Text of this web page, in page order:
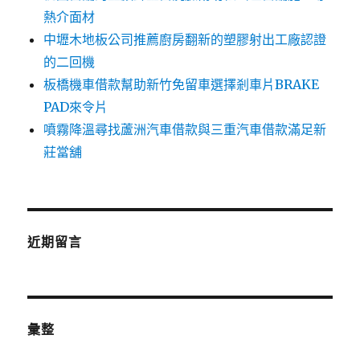
熱介面材
中壢木地板公司推薦廚房翻新的塑膠射出工廠認證
的二回機
板橋機車借款幫助新竹免留車選擇剎車片BRAKE
PAD來令片
噴霧降溫尋找蘆洲汽車借款與三重汽車借款滿足新
莊當舖
近期留言
彙整